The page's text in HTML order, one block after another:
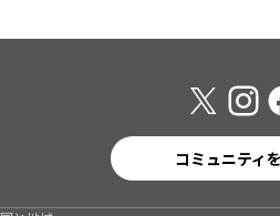
コミュニティ